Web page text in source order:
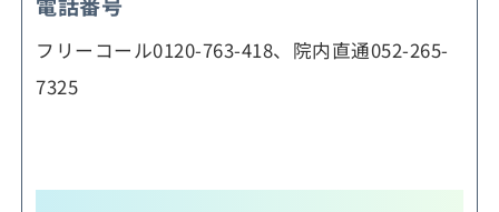
フリーコール0120-763-418、院内直通052-265-
7325